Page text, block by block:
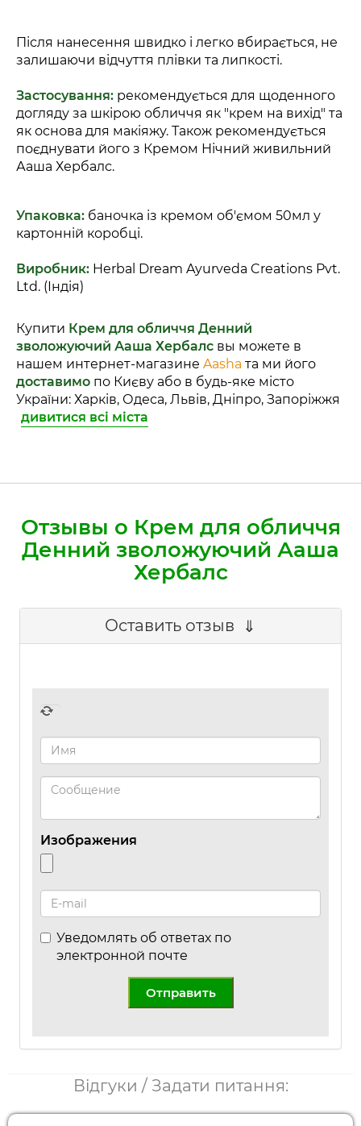
Після нанесення швидко і легко вбирається, не
залишаючи відчуття плівки та липкості.
Застосування: рекомендується для щоденного
догляду за шкірою обличчя як "крем на вихід" та
як основа для макіяжу. Також рекомендується
поєднувати його з Кремом Нічний живильний
Ааша Хербалс.
Упаковка: баночка із кремом об'ємом 50мл у
картонній коробці.
Виробник: Herbal Dream Ayurveda Creations Pvt.
Ltd. (Індія)
Купити Крем для обличчя Денний
зволожуючий Ааша Хербалс вы можете в
нашем интернет-магазине Aasha та ми його
доставимо по Києву або в будь-яке місто
України: Харків, Одеса, Львів, Дніпро, Запоріжжя
дивитися всі міста
Отзывы о Крем для обличчя
Денний зволожуючий Ааша
Хербалс
Оставить отзыв
Изображения
Уведомлять об ответах по
электронной почте
Отправить
Відгуки / Задати питання: